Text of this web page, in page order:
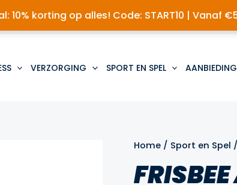
10% korting op alles! Code: START10 | Vanaf
VERZORGING SPORT EN SPEL
Home / Sport en Spel /